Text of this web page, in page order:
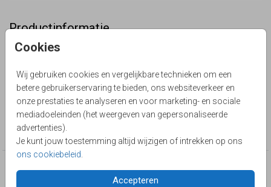
Cookies
Wij gebruiken cookies en vergelijkbare technieken om een
betere gebruikerservaring te bieden, ons websiteverkeer en
onze prestaties te analyseren en voor marketing- en sociale
mediadoeleinden (het weergeven van gepersonaliseerde
advertenties).
Je kunt jouw toestemming altijd wijzigen of intrekken op ons
ons cookiebeleid
Accepteren
Productinformatie
Omschrijving
jullie feest met witte hout print en jutte look.
Lievez
Collectie
40 jaar getrouwd
Deze producten zijn wellicht ook iets voor je